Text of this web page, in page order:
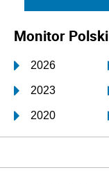
Monitor Polski
2026
2023
2020
2017
2014